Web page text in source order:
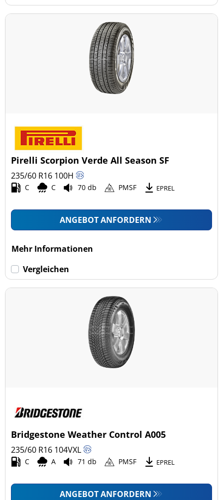
Pirelli Scorpion Verde All Season SF
235/60 R16 100H
C C 70 db PMSF EPREL
ANGEBOT ANFORDERN
Mehr Informationen
Vergleichen
Bridgestone Weather Control A005
235/60 R16 104VXL
C A 71 db PMSF EPREL
ANGEBOT ANFORDERN